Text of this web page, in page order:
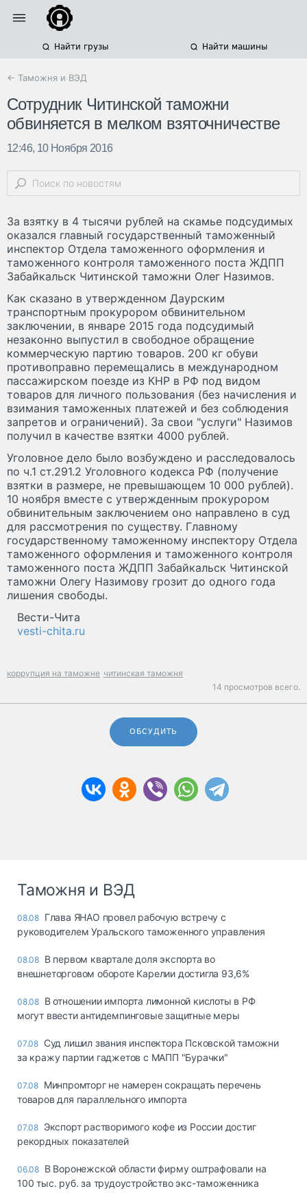
Найти грузы Найти машины
← Таможня и ВЭД
Сотрудник Читинской таможни
обвиняется в мелком взяточничестве
12:46, 10 Ноября 2016
За взятку в 4 тысячи рублей на скамье подсудимых
оказался главный государственный таможенный
инспектор Отдела таможенного оформления и
таможенного контроля таможенного поста ЖДПП
Забайкальск Читинской таможни Олег Назимов.
Как сказано в утвержденном Даурским
транспортным прокурором обвинительном
заключении, в январе 2015 года подсудимый
незаконно выпустил в свободное обращение
коммерческую партию товаров. 200 кг обуви
противоправно перемещались в международном
пассажирском поезде из КНР в РФ под видом
товаров для личного пользования (без начисления и
взимания таможенных платежей и без соблюдения
запретов и ограничений). За свои "услуги" Назимов
получил в качестве взятки 4000 рублей.
Уголовное дело было возбуждено и расследовалось
по ч.1 ст.291.2 Уголовного кодекса РФ (получение
взятки в размере, не превышающем 10 000 рублей).
10 ноября вместе с утвержденным прокурором
обвинительным заключением оно направлено в суд
для рассмотрения по существу. Главному
государственному таможенному инспектору Отдела
таможенного оформления и таможенного контроля
таможенного поста ЖДПП Забайкальск Читинской
таможни Олегу Назимову грозит до одного года
лишения свободы.
Вести-Чита
vesti-chita.ru
коррупция на таможне читинская таможня
14 просмотров всего.
ОБСУДИТЬ
Таможня и ВЭД
08.08 Глава ЯНАО провел рабочую встречу с
руководителем Уральского таможенного управления
08.08 В первом квартале доля экспорта во
внешнеторговом обороте Карелии достигла 93,6%
08.08 В отношении импорта лимонной кислоты в РФ
могут ввести антидемпинговые защитные меры
07.08 Суд лишил звания инспектора Псковской таможни
за кражу партии гаджетов с МАПП "Бурачки"
07.08 Минпромторг не намерен сокращать перечень
товаров для параллельного импорта
07.08 Экспорт растворимого кофе из России достиг
рекордных показателей
06.08 В Воронежской области фирму оштрафовали на
100 тыс. руб. за трудоустройство экс-таможенника